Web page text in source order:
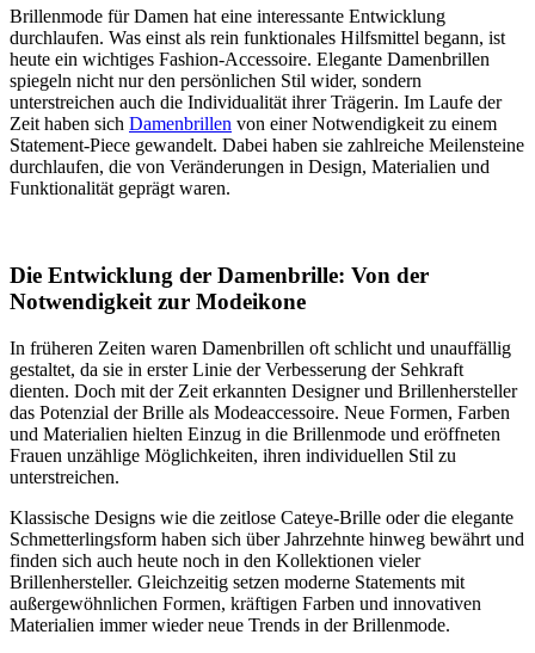
Brillenmode für Damen hat eine interessante Entwicklung
durchlaufen. Was einst als rein funktionales Hilfsmittel begann, ist
heute ein wichtiges Fashion-Accessoire. Elegante Damenbrillen
spiegeln nicht nur den persönlichen Stil wider, sondern
unterstreichen auch die Individualität ihrer Trägerin. Im Laufe der
Zeit haben sich Damenbrillen von einer Notwendigkeit zu einem
Statement-Piece gewandelt. Dabei haben sie zahlreiche Meilensteine
durchlaufen, die von Veränderungen in Design, Materialien und
Funktionalität geprägt waren.
Die Entwicklung der Damenbrille: Von der
Notwendigkeit zur Modeikone
In früheren Zeiten waren Damenbrillen oft schlicht und unauffällig
gestaltet, da sie in erster Linie der Verbesserung der Sehkraft
dienten. Doch mit der Zeit erkannten Designer und Brillenhersteller
das Potenzial der Brille als Modeaccessoire. Neue Formen, Farben
und Materialien hielten Einzug in die Brillenmode und eröffneten
Frauen unzählige Möglichkeiten, ihren individuellen Stil zu
unterstreichen.
Klassische Designs wie die zeitlose Cateye-Brille oder die elegante
Schmetterlingsform haben sich über Jahrzehnte hinweg bewährt und
finden sich auch heute noch in den Kollektionen vieler
Brillenhersteller. Gleichzeitig setzen moderne Statements mit
außergewöhnlichen Formen, kräftigen Farben und innovativen
Materialien immer wieder neue Trends in der Brillenmode.